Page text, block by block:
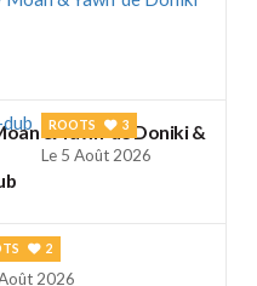
& Yawn' de Doniki &
ROOTS 3
Le 5 Août 2026
2
2026